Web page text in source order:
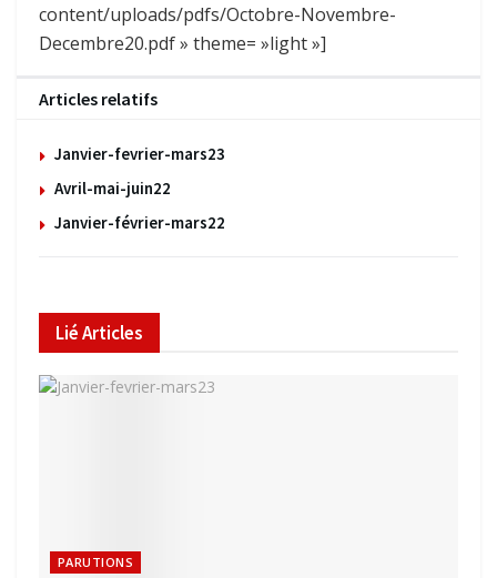
content/uploads/pdfs/Octobre-Novembre-
Decembre20.pdf » theme= »light »]
Articles relatifs
Janvier-fevrier-mars23
Avril-mai-juin22
Janvier-février-mars22
LiéArticles
PARUTIONS